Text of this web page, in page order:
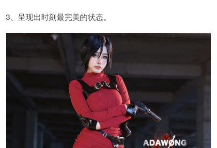
3、呈现出时刻最完美的状态。